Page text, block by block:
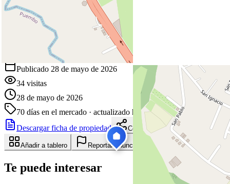
+−
Leaflet |©
OpenStreetMap
Coordenadas:-0.189963 -78.338768
Cómo llegar
Publicado 28 de mayo de 2026
34 visitas
28 de mayo de 2026
70 días en el mercado · actualizado hace 0 días
Descargar ficha de propiedad
Compartir
Añadir a tablero Reportar anuncio
Te puede interesar